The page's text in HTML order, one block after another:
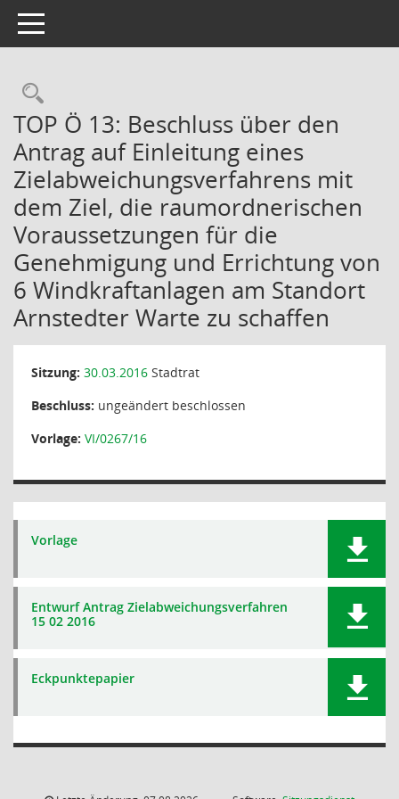
Toggle navigation
Rechercheauswahl
TOP Ö 13: Beschluss über den
Antrag auf Einleitung eines
Zielabweichungsverfahrens mit
dem Ziel, die raumordnerischen
Voraussetzungen für die
Genehmigung und Errichtung von
6 Windkraftanlagen am Standort
Arnstedter Warte zu schaffen
Sitzung: 30.03.2016 Stadtrat
Beschluss: ungeändert beschlossen
Vorlage: VI/0267/16
Vorlage
Entwurf Antrag Zielabweichungsverfahren
15 02 2016
Eckpunktepapier